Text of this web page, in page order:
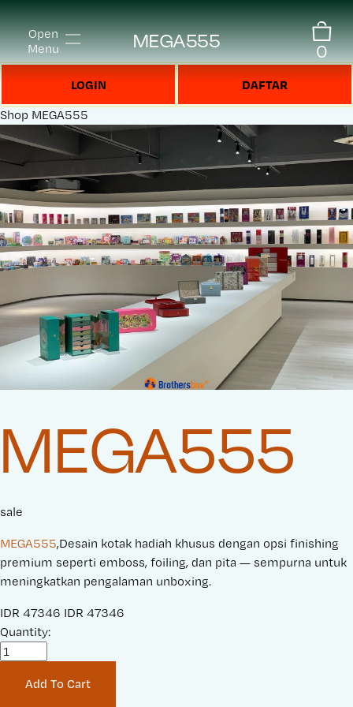
Open
Menu
MEGA555 0
LOGIN DAFTAR
Shop MEGA555
MEGA555
sale
MEGA555,Desain kotak hadiah khusus dengan opsi finishing
premium seperti emboss, foiling, dan pita — sempurna untuk
meningkatkan pengalaman unboxing.
S
a
IDR 47346 O
IDR 47346
Quantity:
Add To Cart